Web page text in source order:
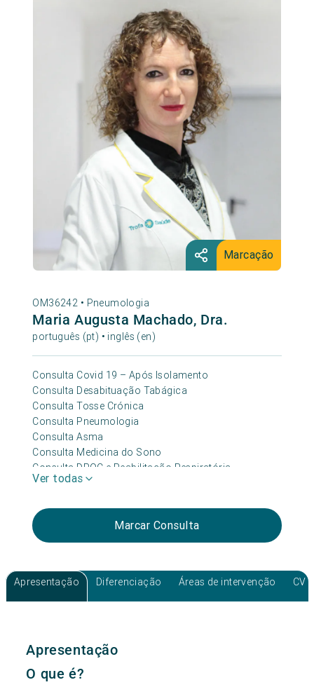
Marcação
OM36242 • Pneumologia
Maria Augusta Machado, Dra.
português (pt) • inglês (en)
Consulta Covid 19 – Após Isolamento
Consulta Desabituação Tabágica
Consulta Tosse Crónica
Consulta Pneumologia
Consulta Asma
Consulta Medicina do Sono
Consulta DPOC e Reabilitação Respiratória
Ver todas
Marcar Consulta
Apresentação Diferenciação Áreas de intervenção CV
Apresentação
O que é?